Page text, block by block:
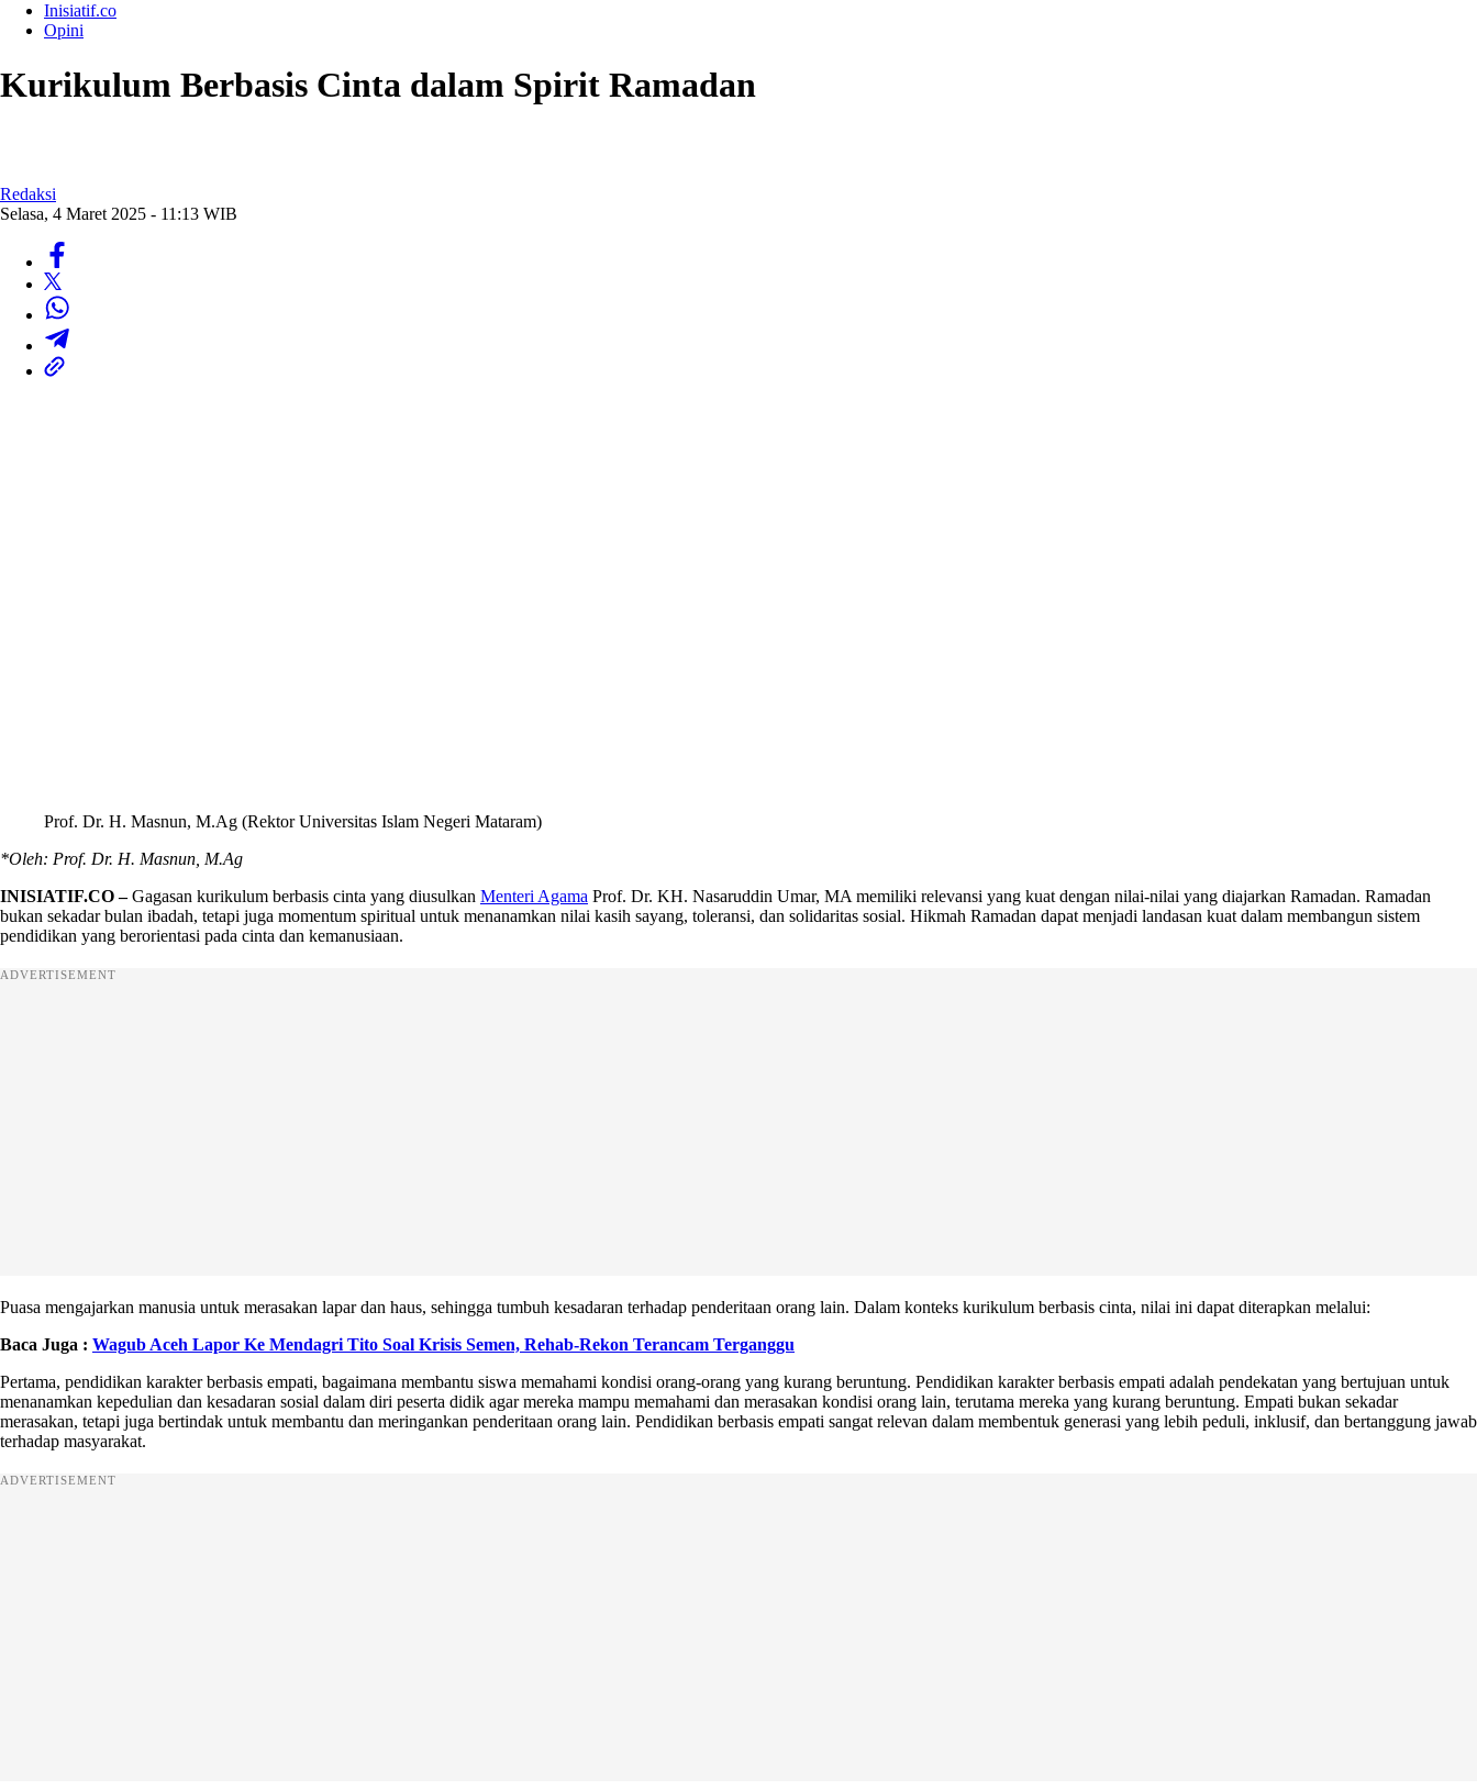
Inisiatif.co
Opini
Kurikulum Berbasis Cinta dalam Spirit Ramadan
Redaksi
Selasa, 4 Maret 2025 - 11:13 WIB
Prof. Dr. H. Masnun, M.Ag (Rektor Universitas Islam Negeri Mataram)
*Oleh: Prof. Dr. H. Masnun, M.Ag
INISIATIF.CO –Gagasan kurikulum berbasis cinta yang diusulkan Menteri Agama Prof. Dr. KH. Nasaruddin Umar, MA memiliki relevansi yang kuat dengan nilai-nilai yang diajarkan Ramadan. Ramadan
bukan sekadar bulan ibadah, tetapi juga momentum spiritual untuk menanamkan nilai kasih sayang, toleransi, dan solidaritas sosial. Hikmah Ramadan dapat menjadi landasan kuat dalam membangun sistem
pendidikan yang berorientasi pada cinta dan kemanusiaan.
ADVERTISEMENT
Puasa mengajarkan manusia untuk merasakan lapar dan haus, sehingga tumbuh kesadaran terhadap penderitaan orang lain. Dalam konteks kurikulum berbasis cinta, nilai ini dapat diterapkan melalui:
Baca Juga : Wagub Aceh Lapor Ke Mendagri Tito Soal Krisis Semen, Rehab-Rekon Terancam Terganggu
Pertama, pendidikan karakter berbasis empati, bagaimana membantu siswa memahami kondisi orang-orang yang kurang beruntung. Pendidikan karakter berbasis empati adalah pendekatan yang bertujuan untuk
menanamkan kepedulian dan kesadaran sosial dalam diri peserta didik agar mereka mampu memahami dan merasakan kondisi orang lain, terutama mereka yang kurang beruntung. Empati bukan sekadar
merasakan, tetapi juga bertindak untuk membantu dan meringankan penderitaan orang lain. Pendidikan berbasis empati sangat relevan dalam membentuk generasi yang lebih peduli, inklusif, dan bertanggung jawab
terhadap masyarakat.
ADVERTISEMENT